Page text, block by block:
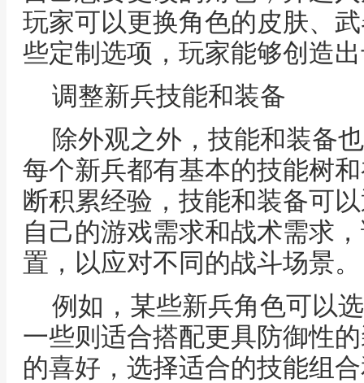
玩家可以更换角色的皮肤、
些定制选项，玩家能够创造
调整新兵技能和装备
除外观之外，技能和装备
每个新兵都有基本的技能树
断积累经验，技能和装备可
自己的游戏需求和战术需求
置，以应对不同的战斗场景。
例如，某些新兵角色可以
一些则适合搭配更具防御性
的喜好，选择适合的技能组